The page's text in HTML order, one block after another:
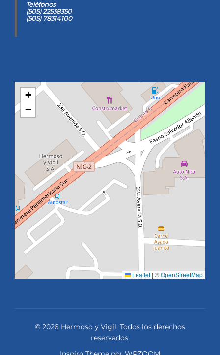
Teléfonos
(505) 22538350
(505) 78314100
+
−
Leaflet | ©OpenStreetMap
© 2026 Hermoso y Vigil. Todos los derechos
reservados.